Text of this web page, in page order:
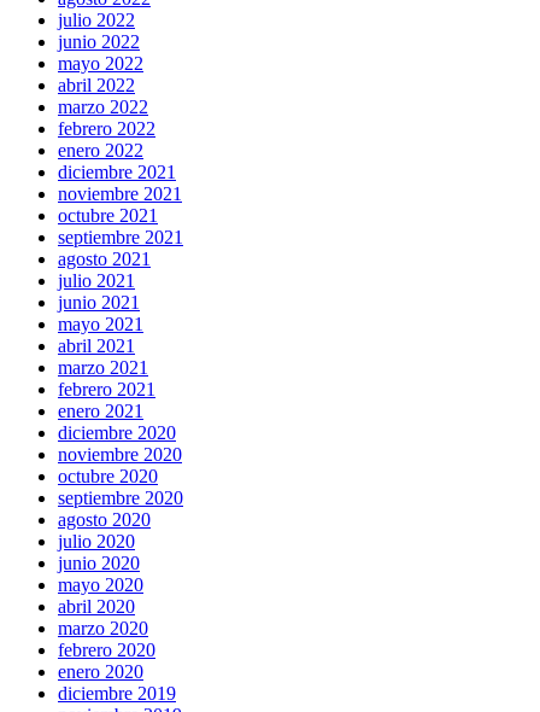
julio 2022
junio 2022
mayo 2022
abril 2022
marzo 2022
febrero 2022
enero 2022
diciembre 2021
noviembre 2021
octubre 2021
septiembre 2021
agosto 2021
julio 2021
junio 2021
mayo 2021
abril 2021
marzo 2021
febrero 2021
enero 2021
diciembre 2020
noviembre 2020
octubre 2020
septiembre 2020
agosto 2020
julio 2020
junio 2020
mayo 2020
abril 2020
marzo 2020
febrero 2020
enero 2020
diciembre 2019